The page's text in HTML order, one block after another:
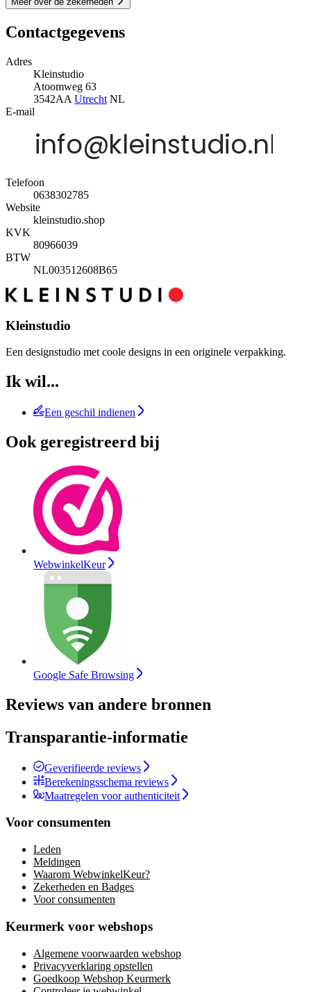
Contactgegevens
Adres
Kleinstudio
Atoomweg 63
3542AA Utrecht NL
E-mail
Telefoon
0638302785
Website
kleinstudio.shop
KVK
80966039
BTW
NL003512608B65
Kleinstudio
Een designstudio met coole designs in een originele verpakking.
Ik wil...
Een geschil indienen
Ook geregistreerd bij
WebwinkelKeur
Google Safe Browsing
Reviews van andere bronnen
Transparantie-informatie
Geverifieerde reviews
Berekeningsschema reviews
Maatregelen voor authenticiteit
Voor consumenten
Leden
Meldingen
Waarom WebwinkelKeur?
Zekerheden en Badges
Voor consumenten
Keurmerk voor webshops
Algemene voorwaarden webshop
Privacyverklaring opstellen
Goedkoop Webshop Keurmerk